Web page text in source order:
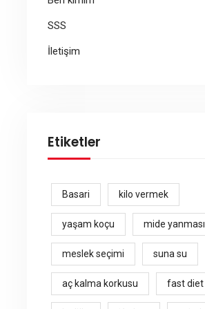
SSS
İletişim
Etiketler
Basari kilo vermek
yaşam koçu mide yanması
meslek seçimi suna su
aç kalma korkusu fast diet